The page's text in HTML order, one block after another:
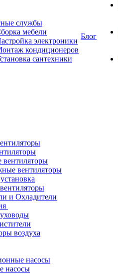
службы
мебели
электроники
кондиционеров
сантехники
Блог
вентиляторы
вентиляторы
и Охладители
воздуха
насосы
насосы